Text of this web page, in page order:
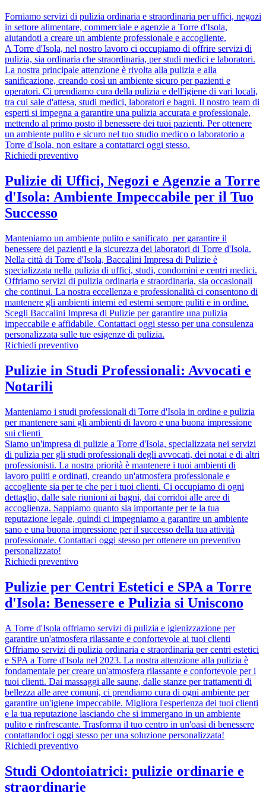
Forniamo servizi di pulizia ordinaria e straordinaria per uffici, negozi
in settore alimentare, commerciale e agenzie a Torre d'Isola,
aiutandoti a creare un ambiente professionale e accogliente.
A Torre d'Isola, nel nostro lavoro ci occupiamo di offrire servizi di
pulizia, sia ordinaria che straordinaria, per studi medici e laboratori.
La nostra principale attenzione è rivolta alla pulizia e alla
sanificazione, creando così un ambiente sicuro per pazienti e
operatori. Ci prendiamo cura della pulizia e dell'igiene di vari locali,
tra cui sale d'attesa, studi medici, laboratori e bagni. Il nostro team di
esperti si impegna a garantire una pulizia accurata e professionale,
mettendo al primo posto il benessere dei tuoi pazienti. Per ottenere
un ambiente pulito e sicuro nel tuo studio medico o laboratorio a
Torre d'Isola, non esitare a contattarci oggi stesso.
Richiedi preventivo
Pulizie di Uffici, Negozi e Agenzie a Torre
d'Isola: Ambiente Impeccabile per il Tuo
Successo
Manteniamo un ambiente pulito e sanificato per garantire il
benessere dei pazienti e la sicurezza dei laboratori di Torre d'Isola.
Nella città di Torre d'Isola, Baccalini Impresa di Pulizie è
specializzata nella pulizia di uffici, studi, condomini e centri medici.
Offriamo servizi di pulizia ordinaria e straordinaria, sia occasionali
che continui. La nostra eccellenza e professionalità ci consentono di
mantenere gli ambienti interni ed esterni sempre puliti e in ordine.
Scegli Baccalini Impresa di Pulizie per garantire una pulizia
impeccabile e affidabile. Contattaci oggi stesso per una consulenza
personalizzata sulle tue esigenze di pulizia.
Richiedi preventivo
Pulizie in Studi Professionali: Avvocati e
Notarili
Manteniamo i studi professionali di Torre d'Isola in ordine e pulizia
per mantenere sani gli ambienti di lavoro e una buona impressione
sui clienti
Siamo un'impresa di pulizie a Torre d'Isola, specializzata nei servizi
di pulizia per gli studi professionali degli avvocati, dei notai e di altri
professionisti. La nostra priorità è mantenere i tuoi ambienti di
lavoro puliti e ordinati, creando un'atmosfera professionale e
accogliente sia per te che per i tuoi clienti. Ci occupiamo di ogni
dettaglio, dalle sale riunioni ai bagni, dai corridoi alle aree di
accoglienza. Sappiamo quanto sia importante per te la tua
reputazione legale, quindi ci impegniamo a garantire un ambiente
sano e una buona impressione per il successo della tua attività
professionale. Contattaci oggi stesso per ottenere un preventivo
personalizzato!
Richiedi preventivo
Pulizie per Centri Estetici e SPA a Torre
d'Isola: Benessere e Pulizia si Uniscono
A Torre d'Isola offriamo servizi di pulizia e igienizzazione per
garantire un'atmosfera rilassante e confortevole ai tuoi clienti
Offriamo servizi di pulizia ordinaria e straordinaria per centri estetici
e SPA a Torre d'Isola nel 2023. La nostra attenzione alla pulizia è
fondamentale per creare un'atmosfera rilassante e confortevole per i
tuoi clienti. Dai massaggi alle saune, dalle stanze per trattamenti di
bellezza alle aree comuni, ci prendiamo cura di ogni ambiente per
garantire un'igiene impeccabile. Migliora l'esperienza dei tuoi clienti
e la tua reputazione lasciando che si immergano in un ambiente
pulito e rinfrescante. Trasforma il tuo centro in un'oasi di benessere
contattandoci oggi stesso per una soluzione personalizzata!
Richiedi preventivo
Studi Odontoiatrici: pulizie ordinarie e
straordinarie